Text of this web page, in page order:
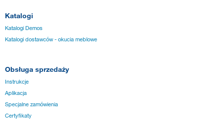
Katalogi
Katalogi Demos
Katalogi dostawców - okucia meblowe
Obsługa sprzedaży
Instrukcje
Aplikacja
Specjalne zamówienia
Certyfikaty